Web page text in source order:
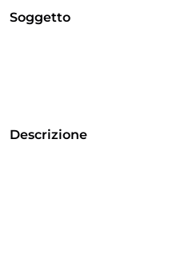
Soggetto
Descrizione